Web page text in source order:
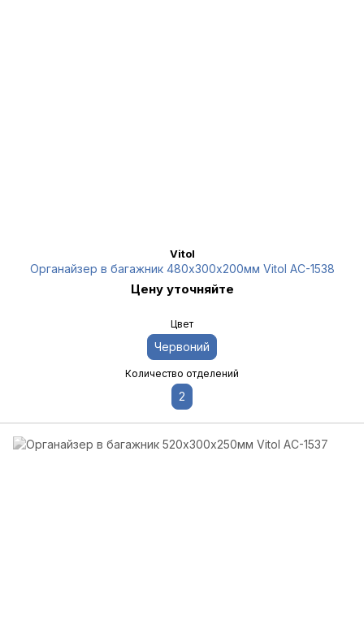
Vitol
Органайзер в багажник 480х300х200мм Vitol AC-1538
Цену уточняйте
Цвет
Червоний
Количество отделений
2